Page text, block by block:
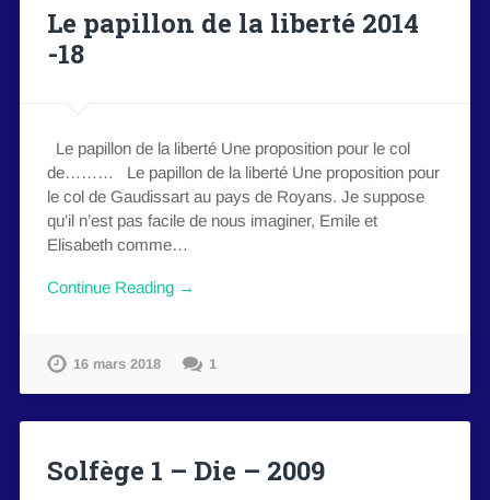
Le papillon de la liberté 2014
-18
Le papillon de la liberté Une proposition pour le col
de……… Le papillon de la liberté Une proposition pour
le col de Gaudissart au pays de Royans. Je suppose
qu’il n’est pas facile de nous imaginer, Emile et
Elisabeth comme…
Continue Reading →
16 mars 2018 1
Solfège 1 – Die – 2009